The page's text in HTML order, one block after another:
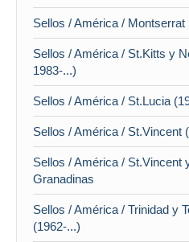
Sellos / América / Montserrat
Sellos / América / St.Kitts y
1983-...)
Sellos / América / St.Lucia
Sellos / América / St.Vincent
Sellos / América / St.Vincent
Granadinas
Sellos / América / Trinidad y
(1962-...)